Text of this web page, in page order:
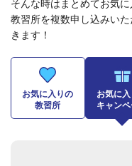
そんな時はまとめてお気
教習所を複数申し込みい
きます！
お気に入りの
教習所
お気に
キャン